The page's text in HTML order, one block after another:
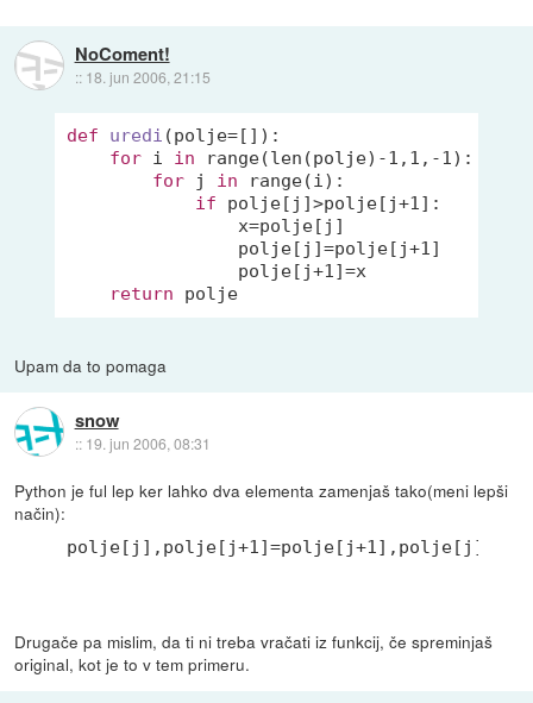
NoComent!
:: 18. jun 2006, 21:15
def uredi (polje=[]) :
for i in range(len(polje) -1 , 1 , -1):
for j in range(i):
if polje[j]>polje[j+1]:
                x=polje[j]
                polje[j]=polje[j+
1]
                polje[j+
1]=x
return
Upam da to pomaga
snow
:: 19. jun 2006, 08:31
Python je ful lep ker lahko dva elementa zamenjaš tako(meni lepši
način):
polje[j],polje[j+1]=polje[j+1],polje[j]
Drugače pa mislim, da ti ni treba vračati iz funkcij, če spreminjaš
original, kot je to v tem primeru.